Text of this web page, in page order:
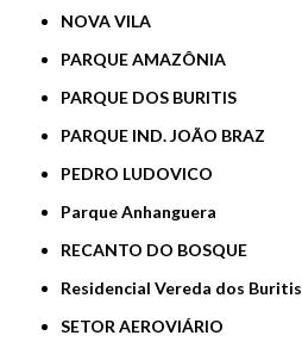
NOVA VILA
PARQUE AMAZÔNIA
PARQUE DOS BURITIS
PARQUE IND. JOÃO BRAZ
PEDRO LUDOVICO
Parque Anhanguera
RECANTO DO BOSQUE
Residencial Vereda dos Buritis
SETOR AEROVIÁRIO